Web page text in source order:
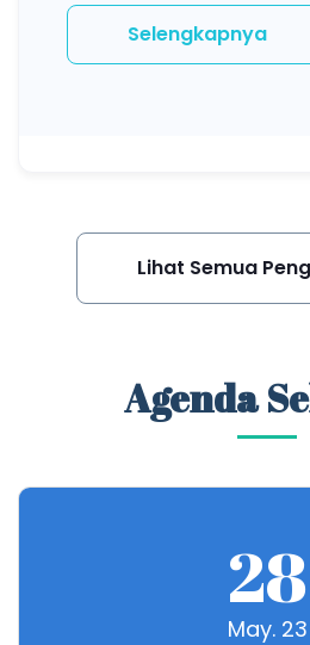
Selengkapnya
Lihat Semua
Agenda
28
May. 23